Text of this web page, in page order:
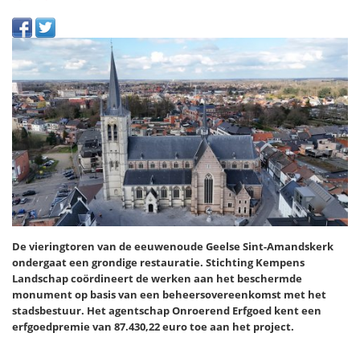
De vieringtoren van de eeuwenoude Geelse Sint-Amandskerk
ondergaat een grondige restauratie. Stichting Kempens
Landschap coördineert de werken aan het beschermde
monument op basis van een beheersovereenkomst met het
stadsbestuur. Het agentschap Onroerend Erfgoed kent een
erfgoedpremie van 87.430,22 euro toe aan het project.